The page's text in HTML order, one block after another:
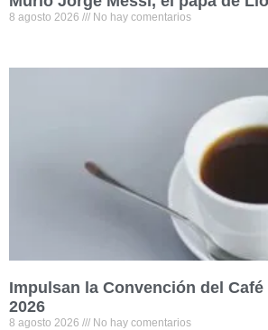
8 agosto 2026 No hay comentarios
Impulsan la Convención del Café
2026
8 agosto 2026 No hay comentarios